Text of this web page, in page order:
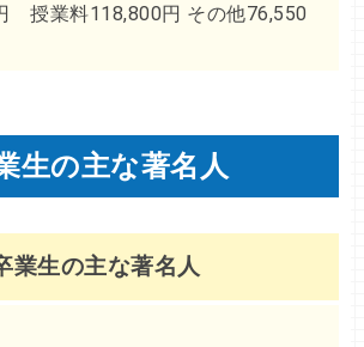
授業料118,800円 その他76,550
生の主な著名人
業生の主な著名人